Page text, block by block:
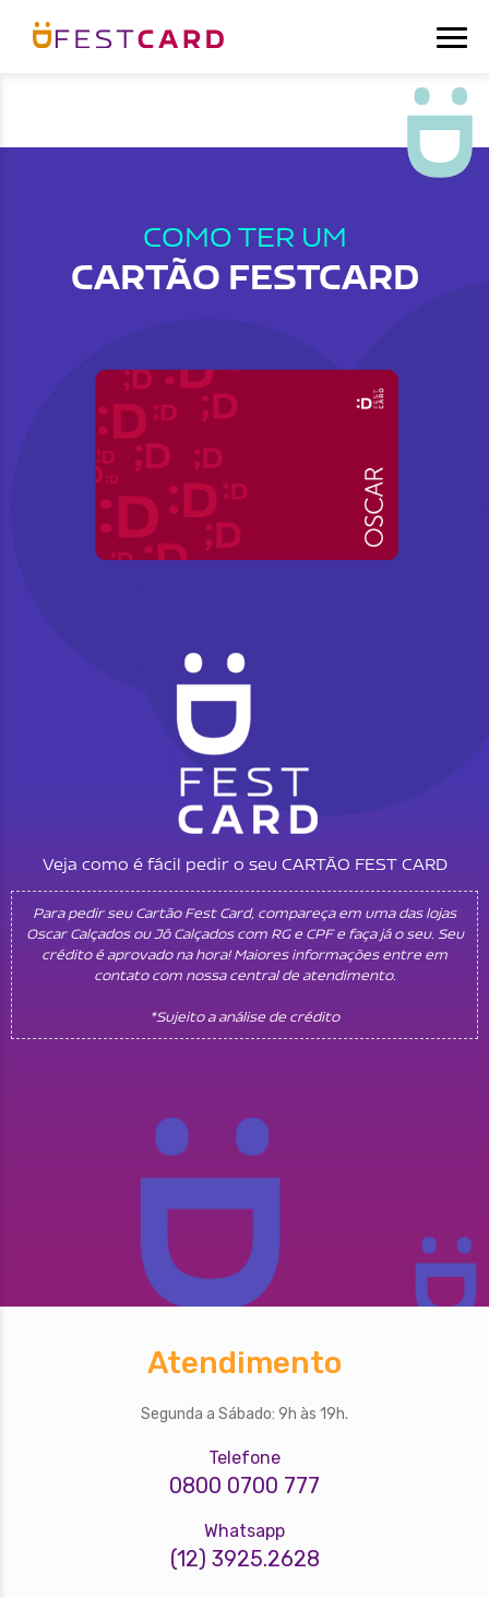
COMO TER UM
CARTÃO FESTCARD
Veja como é fácil pedir o seu CARTÃO FEST CARD
Para pedir seu Cartão Fest Card, compareça em uma das lojas
Oscar Calçados ou Jô Calçados com RG e CPF e faça já o seu. Seu
crédito é aprovado na hora! Maiores informações entre em
contato com nossa central de atendimento.
*Sujeito a análise de crédito
Atendimento
Segunda a Sábado: 9h às 19h.
Telefone
0800 0700 777
Whatsapp
(12) 3925.2628